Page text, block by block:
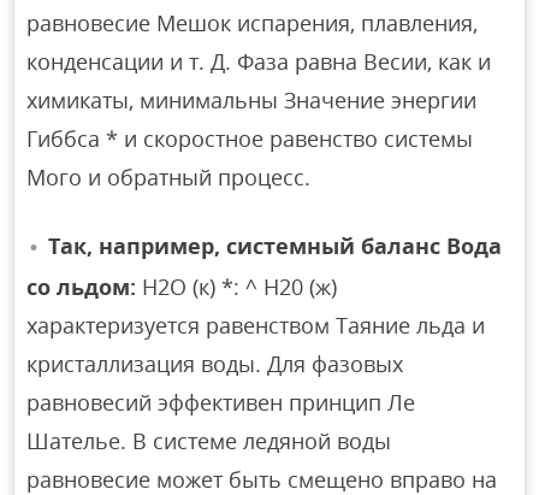
равновесие Мешок испарения, плавления,
конденсации и т. Д. Фаза равна Весии, как и
химикаты, минимальны Значение энергии
Гиббса * и скоростное равенство системы
Мого и обратный процесс.
Так, например, системный баланс Вода
со льдом: Н2О (к) *: ^ Н20 (ж)
характеризуется равенством Таяние льда и
кристаллизация воды. Для фазовых
равновесий эффективен принцип Ле
Шателье. В системе ледяной воды
равновесие может быть смещено вправо на